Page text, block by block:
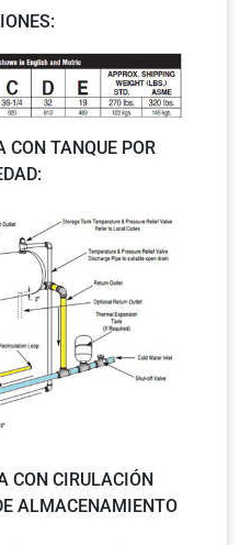
TANQUE POR
CON CIRULACIÓN
ALMACENAMIENTO